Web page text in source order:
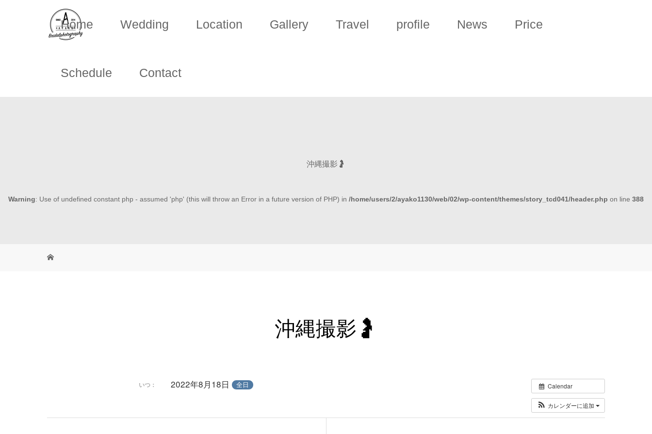
Home Wedding Location Gallery Travel profile News Price
Schedule Contact
沖縄撮影🤰
Warning: Use of undefined constant php - assumed 'php' (this will throw an Error in a future version of PHP) in /home/users/2/ayako1130/web/02/wp-content/themes/story_tcd041/header.php on line 388
沖縄撮影🤰
Calendar
カレンダーに追加
いつ： 2022年8月18日 全日